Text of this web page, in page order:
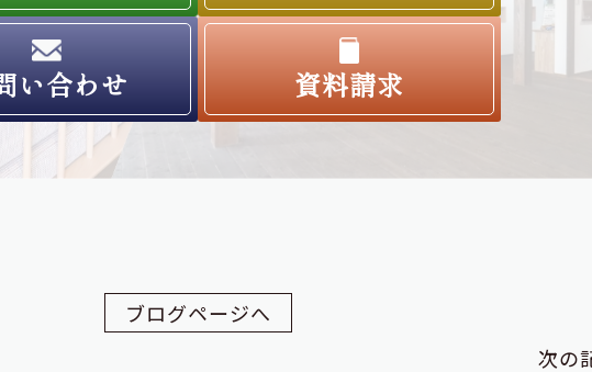
い合わせ 資料請求
ブログページへ
次の